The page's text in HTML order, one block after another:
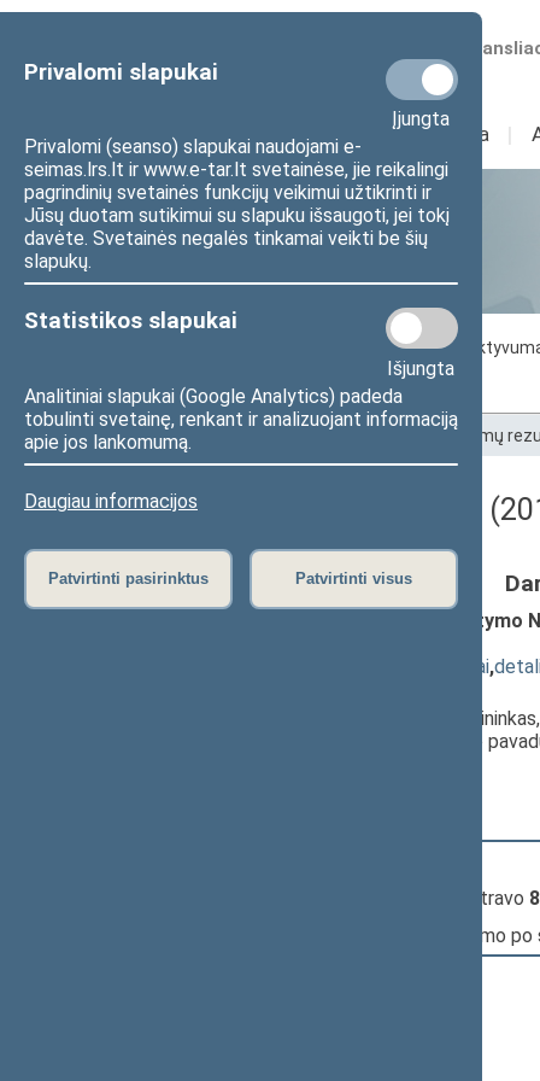
Privalomi slapukai
Įjungta
Privalomi (seanso) slapukai naudojami e-
seimas.lrs.lt ir www.e-tar.lt svetainėse, jie reikalingi
pagrindinių svetainės funkcijų veikimui užtikrinti ir
Jūsų duotam sutikimui su slapuku išsaugoti, jei tokį
davėte. Svetainės negalės tinkamai veikti be šių
slapukų.
Statistikos slapukai
Išjungta
Analitiniai slapukai (Google Analytics) padeda
tobulinti svetainę, renkant ir analizuojant informaciją
apie jos lankomumą.
Daugiau informacijos
Patvirtinti pasirinktus Patvirtinti visus
Numatomos
Sudėtis Veikla I
Statistika
Seimo narių
Seimo narių balsavimų rezultatai
Pradžia Seimo narių balsavimų
Darbotvarkės klausimas
Nekilnojamojo turto mokesčio įstatymo
susiję dokumentai,
, Komiteto
, Komiteto pirmininko
(užsiregistravo
dėl pritarimo